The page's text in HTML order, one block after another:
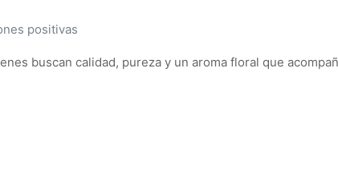
positivas
buscan calidad, pureza y un aroma floral que